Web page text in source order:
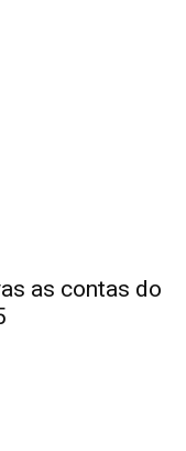
as contas do